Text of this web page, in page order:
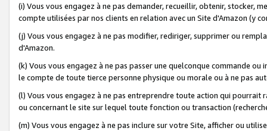
(i) Vous vous engagez à ne pas demander, recueillir, obtenir, stocker,
compte utilisées par nos clients en relation avec un Site d'Amazon (y
(j) Vous vous engagez à ne pas modifier, rediriger, supprimer ou
d'Amazon.
(k) Vous vous engagez à ne pas passer une quelconque commande
le compte de toute tierce personne physique ou morale ou à ne pas
(l) Vous vous engagez à ne pas entreprendre toute action qui
ou concernant le site sur lequel toute fonction ou transaction
(m) Vous vous engagez à ne pas inclure sur votre Site, afficher ou